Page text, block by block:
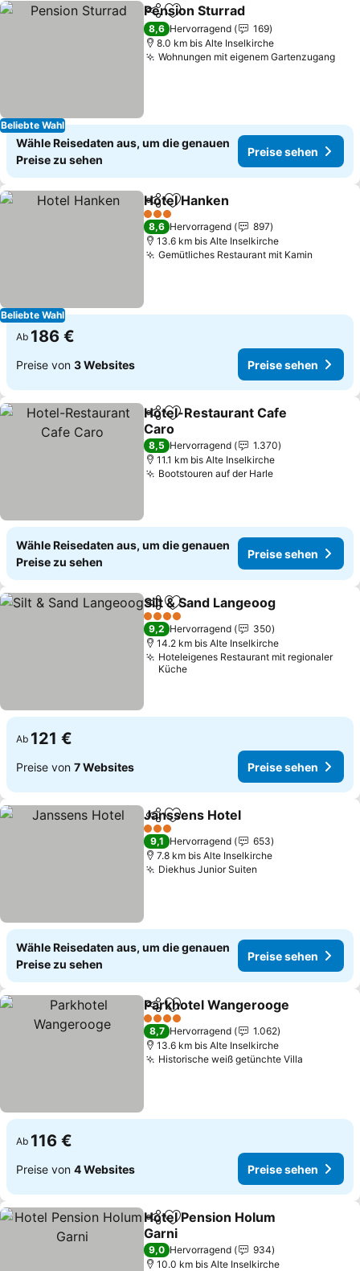
Beliebte Wahl
TeilenZu Favoriten hinzufügen
Pension Sturrad
8,6 Hervorragend
169
8.0 km bis Alte Inselkirche
Wohnungen mit eigenem Gartenzugang
Wähle Reisedaten aus, um die genauen
Preise zu sehen
Preise sehen
Beliebte Wahl
TeilenZu Favoriten hinzufügen
Hotel Hanken
3 Sterne
8,6 Hervorragend
897
13.6 km bis Alte Inselkirche
Gemütliches Restaurant mit Kamin
Ab 186 €
Preise von 3 Websites Preise sehen
TeilenZu Favoriten hinzufügen
Hotel-Restaurant Cafe
Caro
Preise sehen
8,5 Hervorragend
1.370
11.1 km bis Alte Inselkirche
Bootstouren auf der HarlePreise sehen
Wähle Reisedaten aus, um die genauen
Preise zu sehen
Preise sehen
TeilenZu Favoriten hinzufügen
Silt & Sand Langeoog
4 Sterne
9,2 Hervorragend
350
14.2 km bis Alte Inselkirche
Hoteleigenes Restaurant mit regionaler
Küche
Ab 121 €
Preise von 7 Websites Preise sehen
TeilenZu Favoriten hinzufügen
Janssens Hotel
3 Sterne
9,1 Hervorragend
653
7.8 km bis Alte Inselkirche
Diekhus Junior Suiten
Wähle Reisedaten aus, um die genauen
Preise zu sehen
Preise sehen
TeilenZu Favoriten hinzufügen
Parkhotel Wangerooge
4 Sterne
8,7 Hervorragend
1.062
13.6 km bis Alte Inselkirche
Historische weiß getünchte Villa
Ab 116 €
Preise von 4 Websites Preise sehen
TeilenZu Favoriten hinzufügen
Hotel Pension Holum
Garni
Preise sehen
9,0 Hervorragend
934
10.0 km bis Alte Inselkirche